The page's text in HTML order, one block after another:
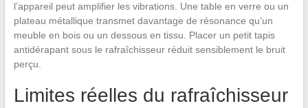
l’appareil peut amplifier les vibrations. Une table en verre ou un
plateau métallique transmet davantage de résonance qu’un
meuble en bois ou un dessous en tissu. Placer un petit tapis
antidérapant sous le rafraîchisseur réduit sensiblement le bruit
perçu.
Limites réelles du rafraîchisseur